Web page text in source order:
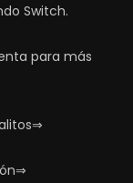
Switch.
para más